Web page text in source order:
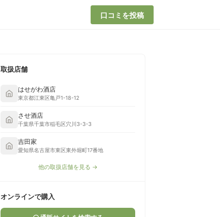
口コミを投稿
取扱店舗
はせがわ酒店
東京都江東区亀戸1-18-12
させ酒店
千葉県千葉市稲毛区穴川3-3-3
吉田家
愛知県名古屋市東区東外堀町17番地
他の取扱店舗を見る →
オンラインで購入